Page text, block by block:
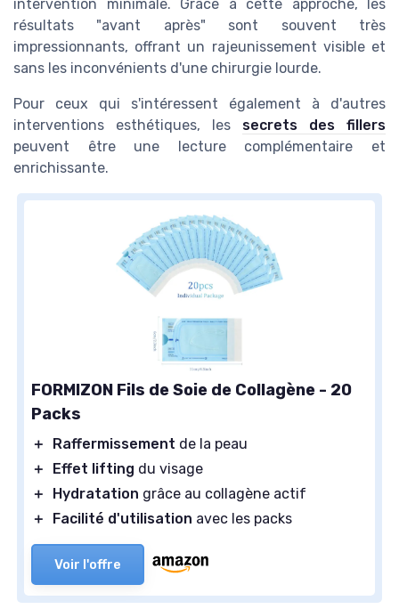
intervention minimale. Grâce à cette approche, les
résultats "avant après" sont souvent très
impressionnants, offrant un rajeunissement visible et
sans les inconvénients d'une chirurgie lourde.
Pour ceux qui s'intéressent également à d'autres
interventions esthétiques, les secrets des fillers
peuvent être une lecture complémentaire et
enrichissante.
FORMIZON Fils de Soie de Collagène - 20
Packs
＋ Raffermissement de la peau
＋
Effet lifting du visage
＋
Hydratation grâce au collagène actif
＋
Facilité d'utilisation avec les packs
Voir l'offre